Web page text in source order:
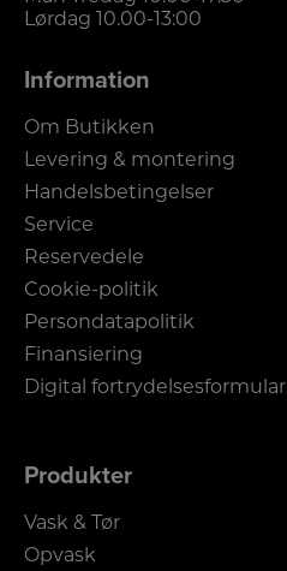
Lørdag 10.00-13:00
Information
Om Butikken
Levering & montering
Handelsbetingelser
Service
Reservedele
Cookie-politik
Persondatapolitik
Finansiering
Digital fortrydelsesformular
Produkter
Vask & Tør
Opvask